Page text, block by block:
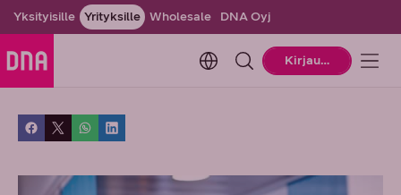
Yksityisille Yrityksille Wholesale DNA Oyj
Change language. Current
Kirjaudu